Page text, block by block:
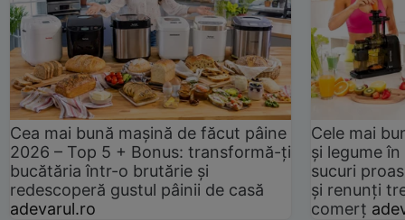
Cea mai bună mașină de făcut pâine
2026 – Top 5 + Bonus: transformă-ți
bucătăria într-o brutărie și
redescoperă gustul pâinii de casă
adevarul.ro
Cele mai
și legume
sucuri
și renunți
comerț